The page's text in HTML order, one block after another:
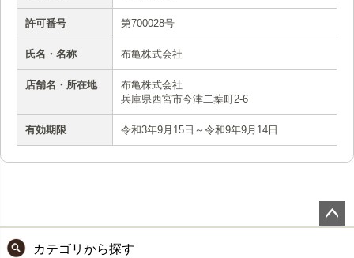
許可番号 第700028号
氏名・名称 布亀株式会社
店舗名・所在地
布亀株式会社
兵庫県西宮市今津二葉町2-6
有効期限 令和3年9月15日～令和9年9月14日
カテゴリから探す